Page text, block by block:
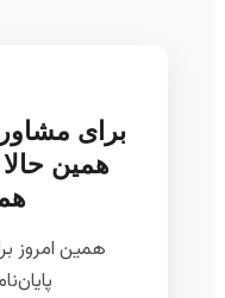
برای
همین
همین امروز